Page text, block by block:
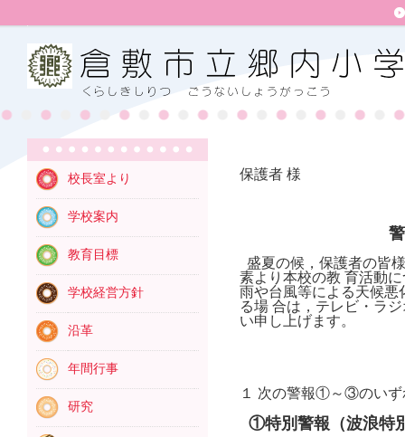
校長室より
学校案内
教育目標
学校経営方針
沿革
年間行事
研究
保護者 様
盛夏の候，保護者の皆
素より本校の教 育活動
雨や台風等による天候悪
る場 合は，テレビ・ラ
い申し上げます。
１ 次の警報①～③のいず
①特別警報（波浪特